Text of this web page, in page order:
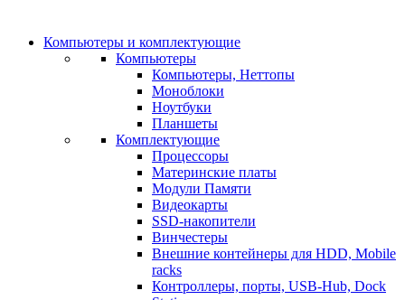
Компьютеры и комплектующие
Компьютеры
Компьютеры, Неттопы
Моноблоки
Ноутбуки
Планшеты
Комплектующие
Процессоры
Материнские платы
Модули Памяти
Видеокарты
SSD-накопители
Винчестеры
Внешние контейнеры для HDD, Mobile
racks
Контроллеры, порты, USB-Hub, Dock